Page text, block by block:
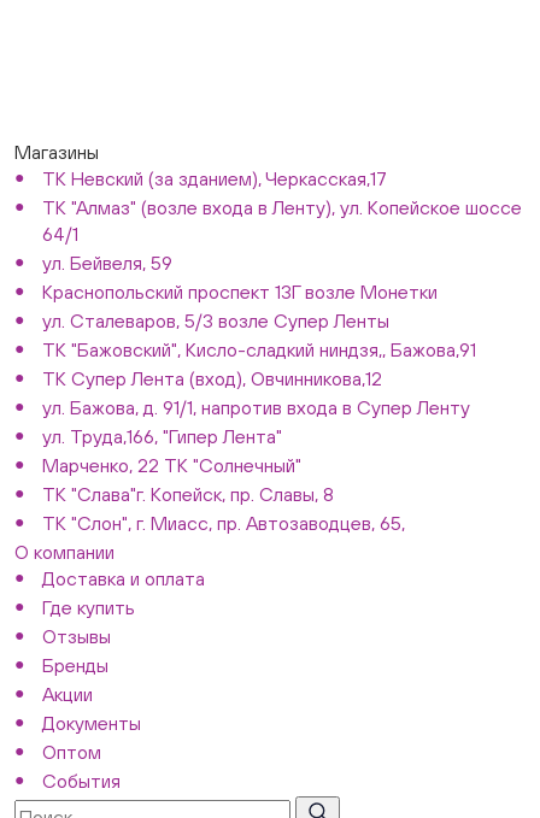
Магазины
ТК Невский (за зданием), Черкасская,17
ТК "Алмаз" (возле входа в Ленту), ул. Копейское шоссе
64/1
ул. Бейвеля, 59
Краснопольский проспект 13Г возле Монетки
ул. Сталеваров, 5/3 возле Супер Ленты
ТК "Бажовский", Кисло-сладкий ниндзя,, Бажова,91
ТК Супер Лента (вход), Овчинникова,12
ул. Бажова, д. 91/1, напротив входа в Супер Ленту
ул. Труда,166, "Гипер Лента"
Марченко, 22 ТК "Солнечный"
ТК "Слава"г. Копейск, пр. Славы, 8
ТК "Слон", г. Миасс, пр. Автозаводцев, 65,
О компании
Доставка и оплата
Где купить
Отзывы
Бренды
Акции
Документы
Оптом
События